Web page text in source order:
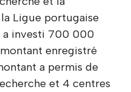
Ligue portugaise
a investi 700 000
enregistré
a permis de
et 4 centres